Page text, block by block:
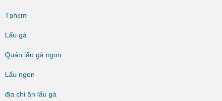
Tphcm
Lẩu gà
Quán lẩu gà ngon
Lẩu ngon
địa chỉ ăn lẩu gà